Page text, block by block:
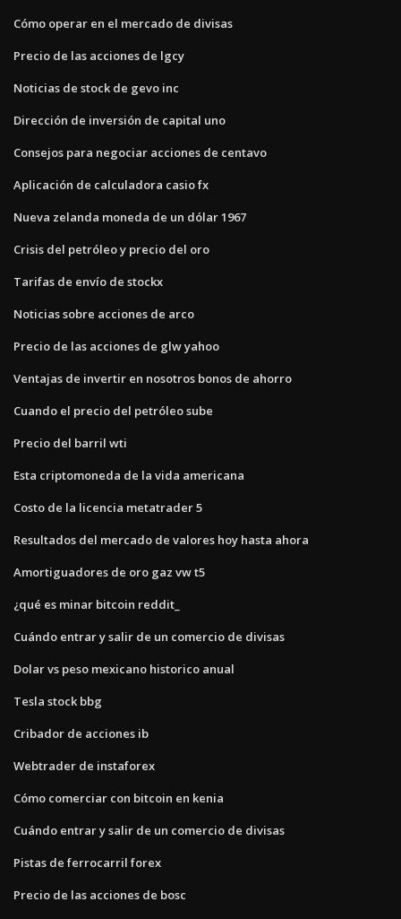
Cómo operar en el mercado de divisas
Precio de las acciones de lgcy
Noticias de stock de gevo inc
Dirección de inversión de capital uno
Consejos para negociar acciones de centavo
Aplicación de calculadora casio fx
Nueva zelanda moneda de un dólar 1967
Crisis del petróleo y precio del oro
Tarifas de envío de stockx
Noticias sobre acciones de arco
Precio de las acciones de glw yahoo
Ventajas de invertir en nosotros bonos de ahorro
Cuando el precio del petróleo sube
Precio del barril wti
Esta criptomoneda de la vida americana
Costo de la licencia metatrader 5
Resultados del mercado de valores hoy hasta ahora
Amortiguadores de oro gaz vw t5
¿qué es minar bitcoin reddit_
Cuándo entrar y salir de un comercio de divisas
Dolar vs peso mexicano historico anual
Tesla stock bbg
Cribador de acciones ib
Webtrader de instaforex
Cómo comerciar con bitcoin en kenia
Cuándo entrar y salir de un comercio de divisas
Pistas de ferrocarril forex
Precio de las acciones de bosc